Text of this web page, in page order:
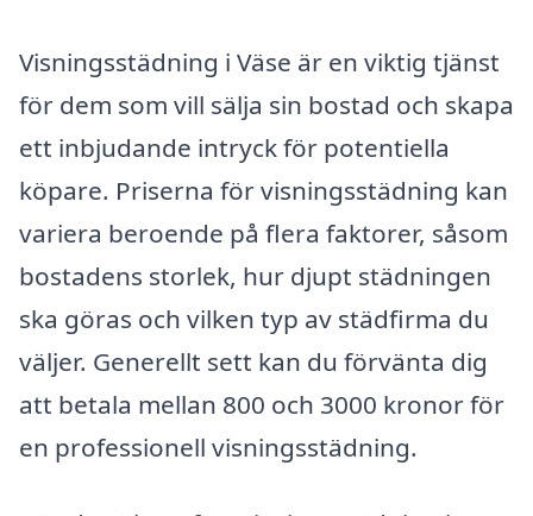
Visningsstädning i Väse är en viktig tjänst
för dem som vill sälja sin bostad och skapa
ett inbjudande intryck för potentiella
köpare. Priserna för visningsstädning kan
variera beroende på flera faktorer, såsom
bostadens storlek, hur djupt städningen
ska göras och vilken typ av städfirma du
väljer. Generellt sett kan du förvänta dig
att betala mellan 800 och 3000 kronor för
en professionell visningsstädning.